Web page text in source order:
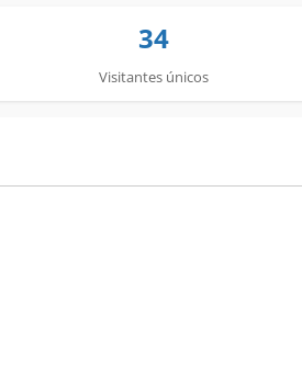
34
Visitantes únicos